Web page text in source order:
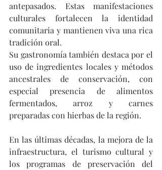
antepasados. Estas manifestaciones
culturales fortalecen la identidad
comunitaria y mantienen viva una rica
tradición oral.
Su gastronomía también destaca por el
uso de ingredientes locales y métodos
ancestrales de conservación, con
especial presencia de alimentos
fermentados, arroz y carnes
preparadas con hierbas de la región.
En las últimas décadas, la mejora de la
infraestructura, el turismo cultural y
los programas de preservación del